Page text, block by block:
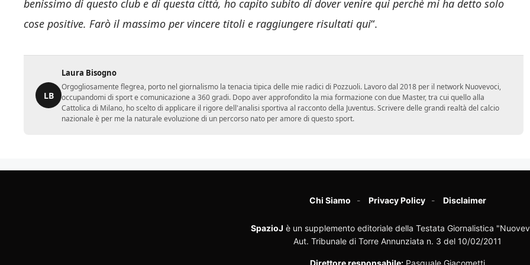
benissimo di questo club e di questa città, ho capito subito di dover venire qui perchè mi ha detto solo
cose positive. Farò il massimo per vincere titoli e raggiungere risultati qui“.
LB
Laura Bisogno
Orgogliosamente flegrea, porto nel giornalismo la tenacia tipica delle mie radici di Pozzuoli. Lavoro dal 2018 per il network Nuovevoci,
occupandomi di sport e comunicazione a 360 gradi. Dopo aver approfondito la mia formazione con due Master, tra cui quello alla
Cattolica di Milano, ho scelto di applicare il rigore dell'analisi sportiva al racconto della Juventus. Scrivere delle grandi realtà del calcio
nazionale è per me la naturale evoluzione di un percorso nato per amore di questo sport.
Chi Siamo Privacy Policy Disclaimer
SpazioJ è un supplemento editoriale della Testata Giornalistica
Aut. Tribunale di Torre Annunziata n. 3 del 10/02/2011
Direttore responsabile: Pasquale Giacometti